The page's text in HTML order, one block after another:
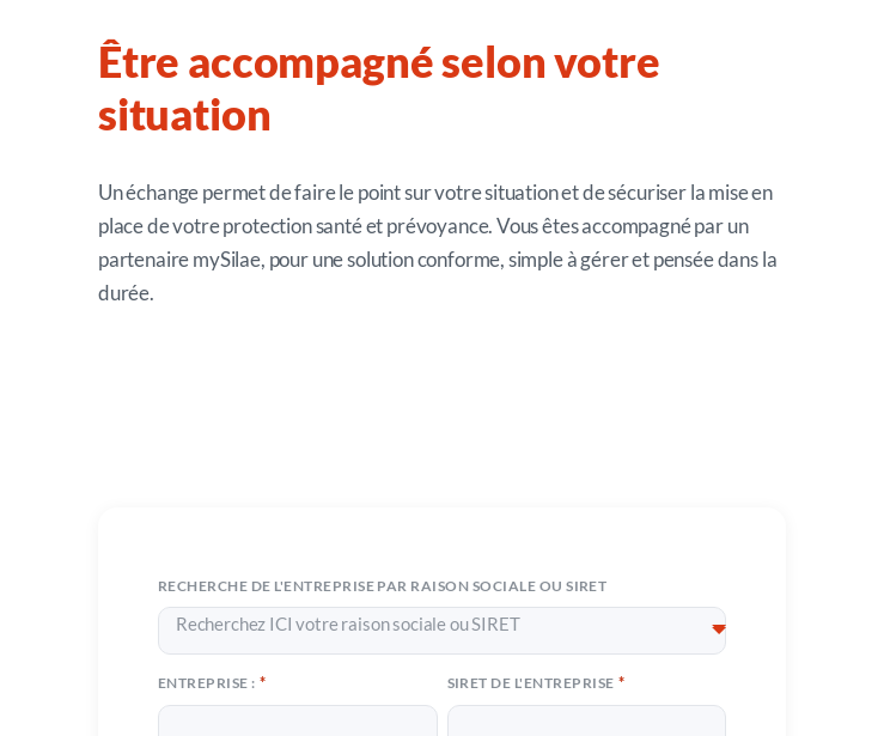
Être accompagné selon votre
situation
Un échange permet de faire le point sur votre situation et de sécuriser la mise en
place de votre protection santé et prévoyance. Vous êtes accompagné par un
partenaire mySilae, pour une solution conforme, simple à gérer et pensée dans la
durée.
RECHERCHE DE L'ENTREPRISE PAR RAISON SOCIALE OU SIRET
Recherchez ICI votre raison sociale ou SIRET
ENTREPRISE : * SIRET DE L'ENTREPRISE *